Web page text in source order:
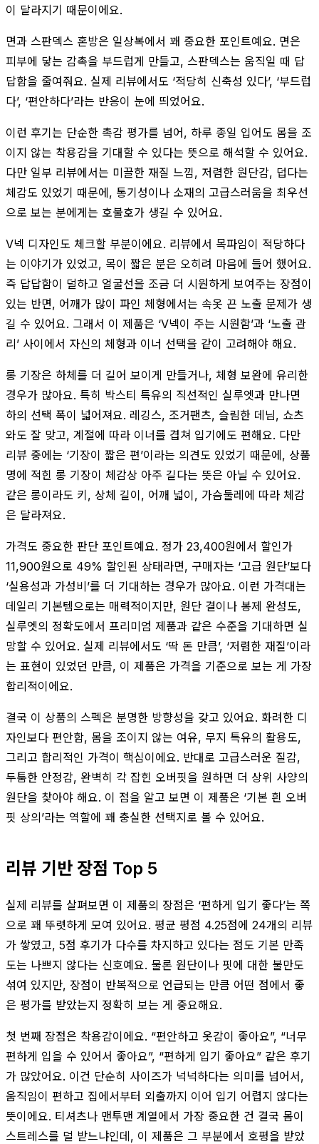
이 달라지기 때문이에요.
면과 스판덱스 혼방은 일상복에서 꽤 중요한 포인트예요. 면은
피부에 닿는 감촉을 부드럽게 만들고, 스판덱스는 움직일 때 답
답함을 줄여줘요. 실제 리뷰에서도 ‘적당히 신축성 있다’, ‘부드럽
다’, ‘편안하다’라는 반응이 눈에 띄었어요.
이런 후기는 단순한 촉감 평가를 넘어, 하루 종일 입어도 몸을 조
이지 않는 착용감을 기대할 수 있다는 뜻으로 해석할 수 있어요.
다만 일부 리뷰에서는 미끌한 재질 느낌, 저렴한 원단감, 덥다는
체감도 있었기 때문에, 통기성이나 소재의 고급스러움을 최우선
으로 보는 분에게는 호불호가 생길 수 있어요.
V넥 디자인도 체크할 부분이에요. 리뷰에서 목파임이 적당하다
는 이야기가 있었고, 목이 짧은 분은 오히려 마음에 들어 했어요.
즉 답답함이 덜하고 얼굴선을 조금 더 시원하게 보여주는 장점이
있는 반면, 어깨가 많이 파인 체형에서는 속옷 끈 노출 문제가 생
길 수 있어요. 그래서 이 제품은 ‘V넥이 주는 시원함’과 ‘노출 관
리’ 사이에서 자신의 체형과 이너 선택을 같이 고려해야 해요.
롱 기장은 하체를 더 길어 보이게 만들거나, 체형 보완에 유리한
경우가 많아요. 특히 박스티 특유의 직선적인 실루엣과 만나면
하의 선택 폭이 넓어져요. 레깅스, 조거팬츠, 슬림한 데님, 쇼츠
와도 잘 맞고, 계절에 따라 이너를 겹쳐 입기에도 편해요. 다만
리뷰 중에는 ‘기장이 짧은 편’이라는 의견도 있었기 때문에, 상품
명에 적힌 롱 기장이 체감상 아주 길다는 뜻은 아닐 수 있어요.
같은 롱이라도 키, 상체 길이, 어깨 넓이, 가슴둘레에 따라 체감
은 달라져요.
가격도 중요한 판단 포인트예요. 정가 23,400원에서 할인가
11,900원으로 49% 할인된 상태라면, 구매자는 ‘고급 원단’보다
‘실용성과 가성비’를 더 기대하는 경우가 많아요. 이런 가격대는
데일리 기본템으로는 매력적이지만, 원단 결이나 봉제 완성도,
실루엣의 정확도에서 프리미엄 제품과 같은 수준을 기대하면 실
망할 수 있어요. 실제 리뷰에서도 ‘딱 돈 만큼’, ‘저렴한 재질’이라
는 표현이 있었던 만큼, 이 제품은 가격을 기준으로 보는 게 가장
합리적이에요.
결국 이 상품의 스펙은 분명한 방향성을 갖고 있어요. 화려한 디
자인보다 편안함, 몸을 조이지 않는 여유, 무지 특유의 활용도,
그리고 합리적인 가격이 핵심이에요. 반대로 고급스러운 질감,
두툼한 안정감, 완벽히 각 잡힌 오버핏을 원하면 더 상위 사양의
원단을 찾아야 해요. 이 점을 알고 보면 이 제품은 ‘기본 흰 오버
핏 상의’라는 역할에 꽤 충실한 선택지로 볼 수 있어요.
리뷰 기반 장점 Top 5
실제 리뷰를 살펴보면 이 제품의 장점은 ‘편하게 입기 좋다’는 쪽
으로 꽤 뚜렷하게 모여 있어요. 평균 평점 4.25점에 24개의 리뷰
가 쌓였고, 5점 후기가 다수를 차지하고 있다는 점도 기본 만족
도는 나쁘지 않다는 신호예요. 물론 원단이나 핏에 대한 불만도
섞여 있지만, 장점이 반복적으로 언급되는 만큼 어떤 점에서 좋
은 평가를 받았는지 정확히 보는 게 중요해요.
첫 번째 장점은 착용감이에요. “편안하고 옷감이 좋아요”, “너무
편하게 입을 수 있어서 좋아요”, “편하게 입기 좋아요” 같은 후기
가 많았어요. 이건 단순히 사이즈가 넉넉하다는 의미를 넘어서,
움직임이 편하고 집에서부터 외출까지 이어 입기 어렵지 않다는
뜻이에요. 티셔츠나 맨투맨 계열에서 가장 중요한 건 결국 몸이
스트레스를 덜 받느냐인데, 이 제품은 그 부분에서 호평을 받았